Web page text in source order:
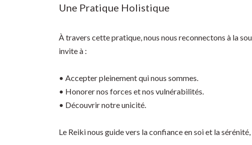
Une Pratique Holistique
À travers cette pratique, nous nous reconnectons à la
invite à :
• Accepter pleinement qui nous sommes.
• Honorer nos forces et nos vulnérabilités.
• Découvrir notre unicité.
Le Reiki nous guide vers la confiance en soi et la